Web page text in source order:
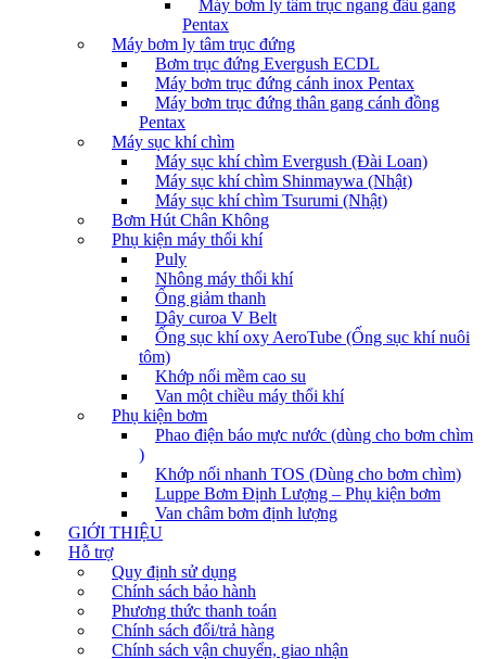
Máy bơm ly tâm trục ngang đầu gang
Pentax
Máy bơm ly tâm trục đứng
Bơm trục đứng Evergush ECDL
Máy bơm trục đứng cánh inox Pentax
Máy bơm trục đứng thân gang cánh đồng
Pentax
Máy sục khí chìm
Máy sục khí chìm Evergush (Đài Loan)
Máy sục khí chìm Shinmaywa (Nhật)
Máy sục khí chìm Tsurumi (Nhật)
Bơm Hút Chân Không
Phụ kiện máy thổi khí
Puly
Nhông máy thổi khí
Ống giảm thanh
Dây curoa V Belt
Ống sục khí oxy AeroTube (Ống sục khí nuôi
tôm)
Khớp nối mềm cao su
Van một chiều máy thổi khí
Phụ kiện bơm
Phao điện báo mực nước (dùng cho bơm chìm
)
Khớp nối nhanh TOS (Dùng cho bơm chìm)
Luppe Bơm Định Lượng – Phụ kiện bơm
Van châm bơm định lượng
GIỚI THIỆU
Hỗ trợ
Quy định sử dụng
Chính sách bảo hành
Phương thức thanh toán
Chính sách đổi/trả hàng
Chính sách vận chuyển, giao nhận